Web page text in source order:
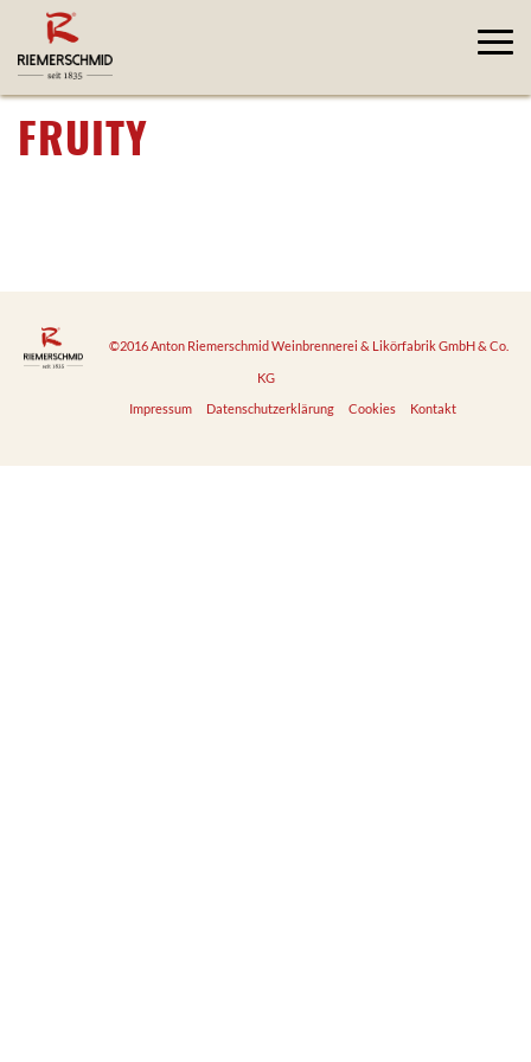
FRUITY
©2016 Anton Riemerschmid Weinbrennerei & Likörfabrik GmbH & Co.
KG
Impressum
Datenschutzerklärung Cookies Kontakt